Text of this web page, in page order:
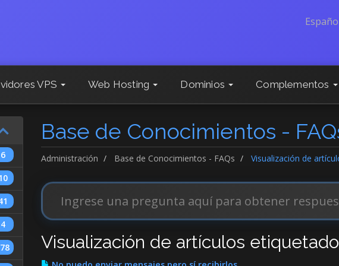
VPS Web Hosting Dominios Complementos
Base de Conocimientos -
Administración Base de Conocimientos - FAQs Visualización de
6
4
Visualización de artículos